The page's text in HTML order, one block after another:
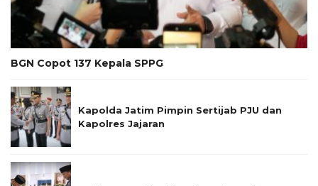
BGN Copot 137 Kepala SPPG
Kapolda Jatim Pimpin Sertijab PJU dan
Kapolres Jajaran